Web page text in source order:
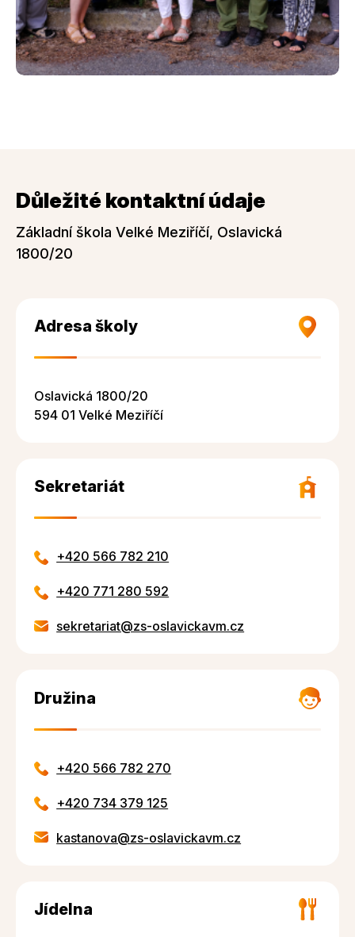
Důležité kontaktní údaje
Základní škola Velké Meziříčí, Oslavická
1800/20
Adresa školy
Oslavická 1800/20
594 01 Velké Meziříčí
Sekretariát
+420 566 782 210
+420 771 280 592
sekretariat@zs-oslavickavm.cz
Družina
+420 566 782 270
+420 734 379 125
kastanova@zs-oslavickavm.cz
Jídelna